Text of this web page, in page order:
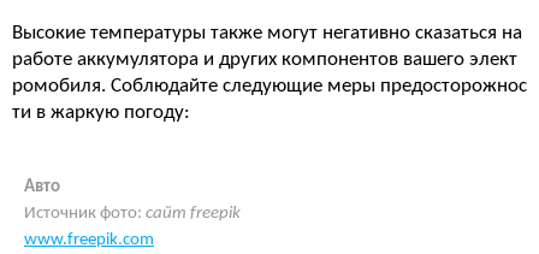
Высокие температуры также могут негативно сказаться на
работе аккумулятора и других компонентов вашего элект
ромобиля. Соблюдайте следующие меры предосторожнос
ти в жаркую погоду:
Авто
Источник фото: сайт freepik
www.freepik.com